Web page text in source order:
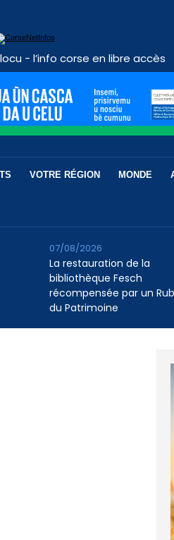
- l’info corse en libre accès
VOTRE RÉGION MONDE
La restauration de la
bibliothèque Fesch
récompensée par un
du Patrimoine
07/08/2026